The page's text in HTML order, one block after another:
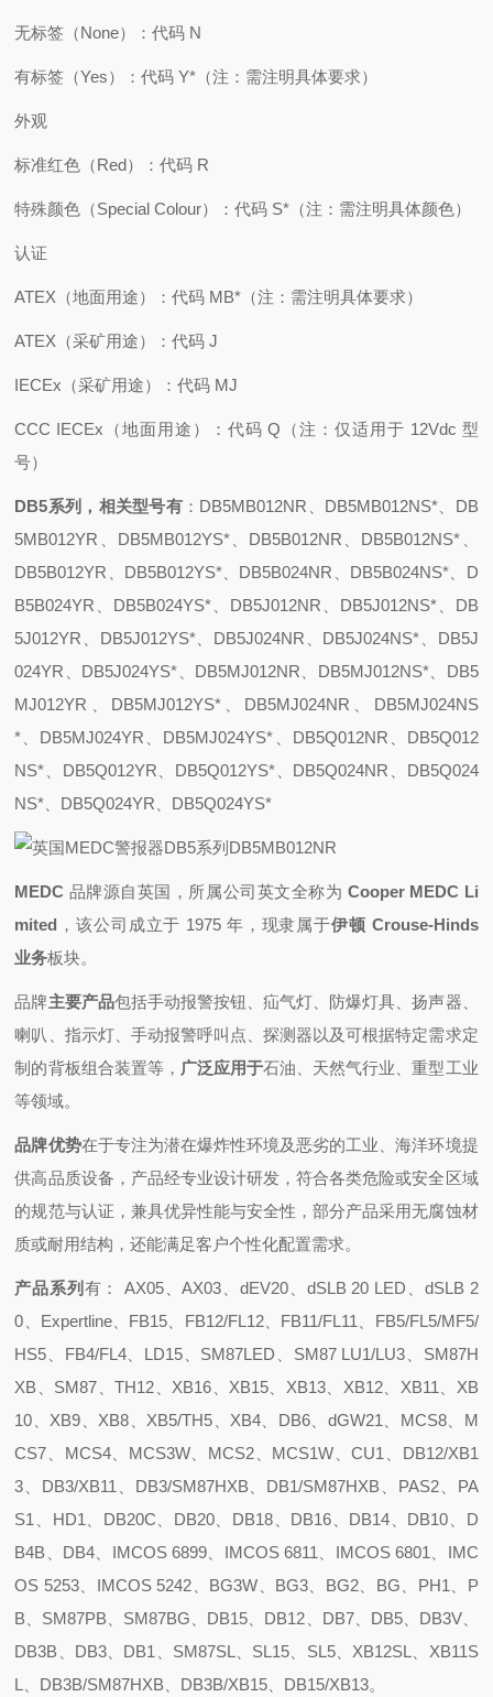
无标签（None）：代码 N
有标签（Yes）：代码 Y*（注：需注明具体要求）
外观
标准红色（Red）：代码 R
特殊颜色（Special Colour）：代码 S*（注：需注明具体颜色）
认证
ATEX（地面用途）：代码 MB*（注：需注明具体要求）
ATEX（采矿用途）：代码 J
IECEx（采矿用途）：代码 MJ
CCC IECEx（地面用途）：代码 Q（注：仅适用于 12Vdc 型
号）
DB5系列，相关型号有 ：DB5MB012NR、DB5MB012NS*、DB
5MB012YR、DB5MB012YS*、DB5B012NR、DB5B012NS*、
DB5B012YR、DB5B012YS*、DB5B024NR、DB5B024NS*、D
B5B024YR、DB5B024YS*、DB5J012NR、DB5J012NS*、DB
5J012YR、DB5J012YS*、DB5J024NR、DB5J024NS*、DB5J
024YR、DB5J024YS*、DB5MJ012NR、DB5MJ012NS*、DB5
MJ012YR、DB5MJ012YS*、DB5MJ024NR、DB5MJ024NS
*、DB5MJ024YR、DB5MJ024YS*、DB5Q012NR、DB5Q012
NS*、DB5Q012YR、DB5Q012YS*、DB5Q024NR、DB5Q024
NS*、DB5Q024YR、DB5Q024YS*
MEDC 品牌源自英国，所属公司英文全称为 Cooper MEDC Li
mited ，该公司成立于 1975 年，现隶属于伊顿 Crouse-Hinds
业务板块。
品牌主要产品包括手动报警按钮、疝气灯、防爆灯具、扬声器、
喇叭、指示灯、手动报警呼叫点、探测器以及可根据特定需求定
制的背板组合装置等， 广泛应用于石油、天然气行业、重型工业
等领域。
品牌优势在于专注为潜在爆炸性环境及恶劣的工业、海洋环境提
供高品质设备，产品经专业设计研发，符合各类危险或安全区域
的规范与认证，兼具优异性能与安全性，部分产品采用无腐蚀材
质或耐用结构，还能满足客户个性化配置需求。
产品系列 有： AX05、AX03、dEV20、dSLB 20 LED、dSLB 2
0、Expertline、FB15、FB12/FL12、FB11/FL11、FB5/FL5/MF5/
HS5、FB4/FL4、LD15、SM87LED、SM87 LU1/LU3、SM87H
XB、SM87、TH12、XB16、XB15、XB13、XB12、XB11、XB
10、XB9、XB8、XB5/TH5、XB4、DB6、dGW21、MCS8、M
CS7、MCS4、MCS3W、MCS2、MCS1W、CU1、DB12/XB1
3、DB3/XB11、DB3/SM87HXB、DB1/SM87HXB、PAS2、PA
S1、HD1、DB20C、DB20、DB18、DB16、DB14、DB10、D
B4B、DB4、IMCOS 6899、IMCOS 6811、IMCOS 6801、IMC
OS 5253、IMCOS 5242、BG3W、BG3、BG2、BG、PH1、P
B、SM87PB、SM87BG、DB15、DB12、DB7、DB5、DB3V、
DB3B、DB3、DB1、SM87SL、SL15、SL5、XB12SL、XB11S
L、DB3B/SM87HXB、DB3B/XB15、DB15/XB13。